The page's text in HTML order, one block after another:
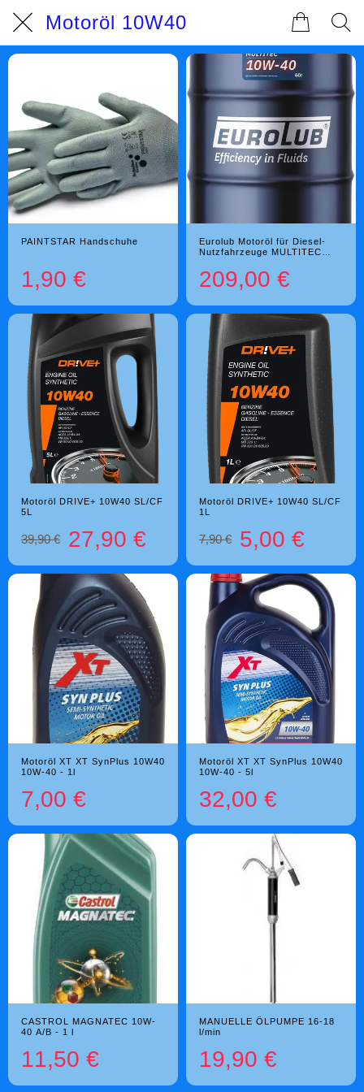
Motoröl 10W40
PAINTSTAR Handschuhe
1,90 €
Eurolub Motoröl für Diesel-
Nutzfahrzeuge MULTITEC
209,00 €
Motoröl DRIVE+ 10W40 SL/CF
5L
39,90 € 27,90 €
Motoröl DRIVE+ 10W40 SL/CF
1L
7,90 € 5,00 €
Motoröl XT XT SynPlus 10W40
10W-40 - 1l
7,00 €
Motoröl XT XT SynPlus 10W40
10W-40 - 5l
32,00 €
CASTROL MAGNATEC 10W-
40 A/B - 1 l
11,50 €
MANUELLE ÖLPUMPE 16-18
l/min
19,90 €